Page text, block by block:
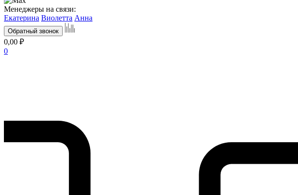
Менеджеры на связи:
Екатерина Виолетта Анна
Обратный звонок
0,00 ₽
0